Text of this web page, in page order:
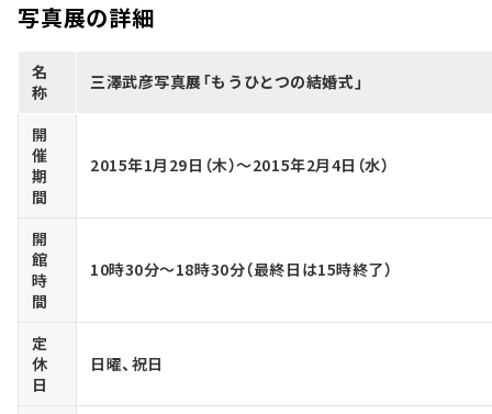
写真展の詳細
名
称
三澤武彦写真展「もうひとつの結婚式」
開
催
期
間
2015年1月29日（木）～2015年2月4日（水）
開
館
時
間
10時30分～18時30分（最終日は15時終了）
定
休
日
日曜、祝日